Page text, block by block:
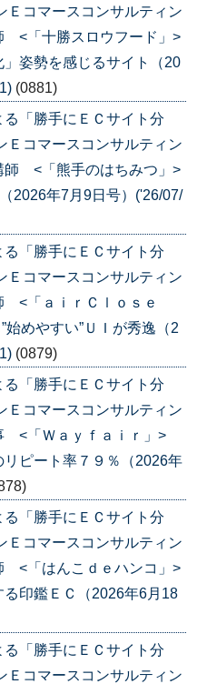
コマースコンサルティン
<「十勝スロウフード」>
姿勢を感じるサイト（20
(0881)
る「勝手にＥＣサイト分
コマースコンサルティン
<「熊手のはちみつ」>
2026年7月9日号）('26/07/
る「勝手にＥＣサイト分
コマースコンサルティン
<「ａｉｒＣｌｏｓｅ
めやすい”ＵＩが秀逸（2
(0879)
る「勝手にＥＣサイト分
コマースコンサルティン
<「Ｗａｙｆａｉｒ」>
ピート率７９％（2026年
る「勝手にＥＣサイト分
コマースコンサルティン
<「はんこｄｅハンコ」>
印鑑ＥＣ（2026年6月18
る「勝手にＥＣサイト分
コマースコンサルティン